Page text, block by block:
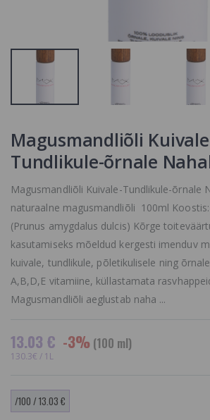
Magusmandliõli
Tundlikule-õrnale
Magusmandliõli Kuivale-Tundlikule-õrnale
naturaalne magusmandliõli 100ml
(Prunus amygdalus dulcis) Kõrge
kasutamiseks mõeldud kergesti imenduv
kuivale, tundlikule, põletikulisele ning
A,B,D,E vitamiine, küllastamata
Magusmandliõli aeglustab naha ...
13.03 € -3% (100 ml)
130.3€ / 1L
/100 / 13.03 €
20.15 €
Aden veekindel
huulepliiats,